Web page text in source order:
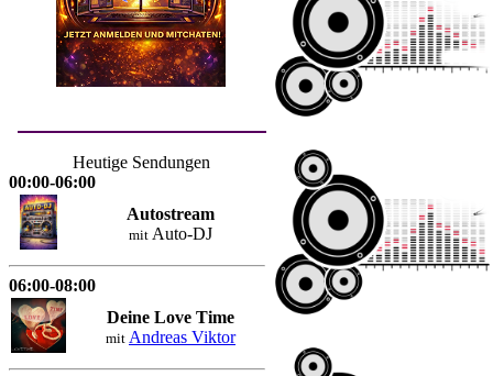
Heutige Sendungen
00:00-06:00
Autostream
mit Auto-DJ
06:00-08:00
Deine Love Time
mit Andreas Viktor